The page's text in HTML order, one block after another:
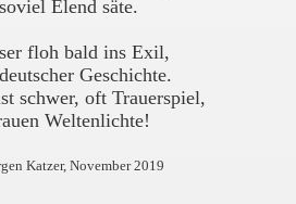
Elend säte.
floh bald ins Exil,
Geschichte.
schwer, oft Trauerspiel,
Weltenlichte!
Katzer, November 2019